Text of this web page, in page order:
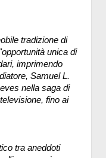
tradizione di
unica di
imprimendo
Samuel L.
nella saga di
fino ai
tra aneddoti